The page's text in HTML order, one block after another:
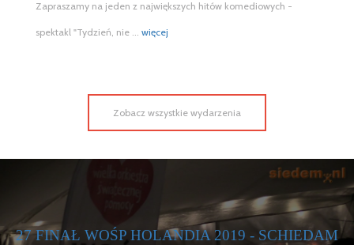
Zapraszamy na jeden z największych hitów komediowych -
spektakl "Tydzień, nie ... więcej
Zobacz wszystkie wydarzenia
MOTOSERCE BRUKSELA 2018 -